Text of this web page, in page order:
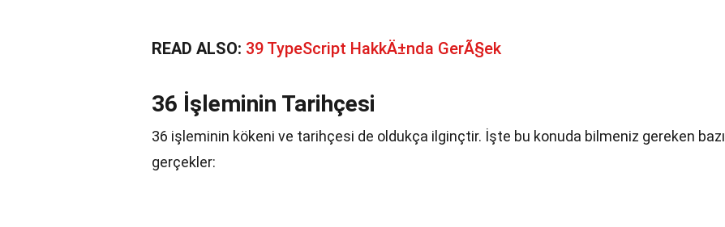
READ ALSO: 39 TypeScript HakkÄ±nda GerÃ§ek
36 İşleminin Tarihçesi
36 işleminin kökeni ve tarihçesi de oldukça ilginçtir. İşte bu konuda bilmeniz gereken bazı
gerçekler: